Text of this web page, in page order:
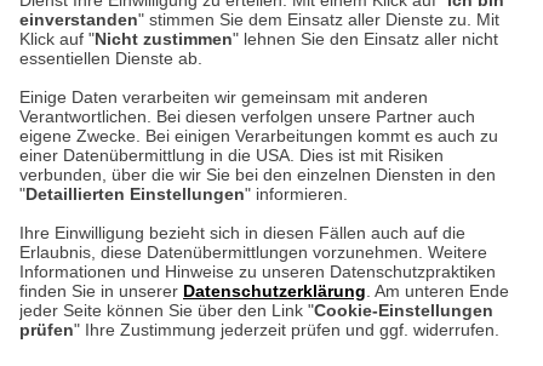
einverstanden" stimmen Sie dem Einsatz aller Dienste zu. Mit
Klick auf "Nicht zustimmen" lehnen Sie den Einsatz aller nicht
essentiellen Dienste ab.
Einige Daten verarbeiten wir gemeinsam mit anderen
Verantwortlichen. Bei diesen verfolgen unsere Partner auch
eigene Zwecke. Bei einigen Verarbeitungen kommt es auch zu
einer Datenübermittlung in die USA. Dies ist mit Risiken
verbunden, über die wir Sie bei den einzelnen Diensten in den
"Detaillierten Einstellungen" informieren.
Ihre Einwilligung bezieht sich in diesen Fällen auch auf die
Erlaubnis, diese Datenübermittlungen vorzunehmen. Weitere
Informationen und Hinweise zu unseren Datenschutzpraktiken
finden Sie in unserer Datenschutzerklärung . Am unteren Ende
jeder Seite können Sie über den Link "Cookie-Einstellungen
prüfen" Ihre Zustimmung jederzeit prüfen und ggf. widerrufen.
weitere Information
Hier finden Sie uns im Netz
AGB Rücksendung von Waren Datenschutz
Impressum
Kontakt
Zur Echtheit von Bewertungen
Hinweisgeber-Schutzgesetz
Barrierefreiheit unserer Website
Cookie-Einstellungen in Ihrem Browser
ACHTUNG!
Ihr Browser speichert aktuell keine Cookies!
Leider können Sie in diesem Fall unseren Online-Shop